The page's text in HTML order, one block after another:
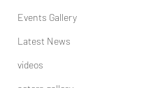
Events Gallery
Latest News
videos